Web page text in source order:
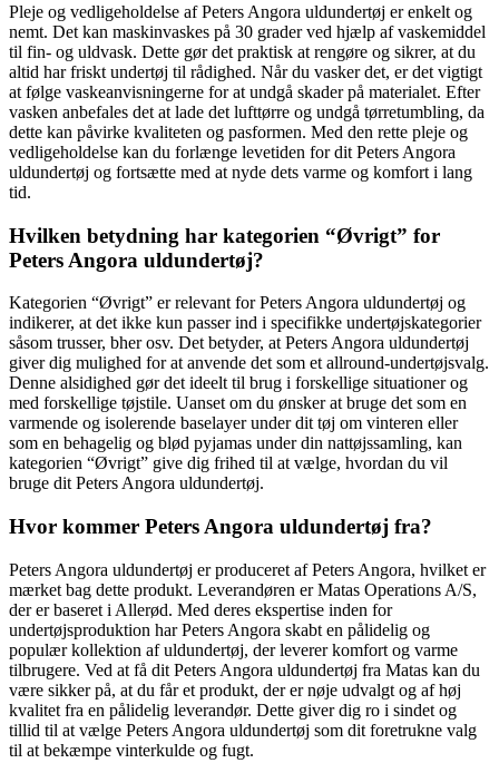
Pleje og vedligeholdelse af Peters Angora uldundertøj er enkelt og
nemt. Det kan maskinvaskes på 30 grader ved hjælp af vaskemiddel
til fin- og uldvask. Dette gør det praktisk at rengøre og sikrer, at du
altid har friskt undertøj til rådighed. Når du vasker det, er det vigtigt
at følge vaskeanvisningerne for at undgå skader på materialet. Efter
vasken anbefales det at lade det lufttørre og undgå tørretumbling, da
dette kan påvirke kvaliteten og pasformen. Med den rette pleje og
vedligeholdelse kan du forlænge levetiden for dit Peters Angora
uldundertøj og fortsætte med at nyde dets varme og komfort i lang
tid.
Hvilken betydning har kategorien “Øvrigt” for
Peters Angora uldundertøj?
Kategorien “Øvrigt” er relevant for Peters Angora uldundertøj og
indikerer, at det ikke kun passer ind i specifikke undertøjskategorier
såsom trusser, bher osv. Det betyder, at Peters Angora uldundertøj
giver dig mulighed for at anvende det som et allround-undertøjsvalg.
Denne alsidighed gør det ideelt til brug i forskellige situationer og
med forskellige tøjstile. Uanset om du ønsker at bruge det som en
varmende og isolerende baselayer under dit tøj om vinteren eller
som en behagelig og blød pyjamas under din nattøjssamling, kan
kategorien “Øvrigt” give dig frihed til at vælge, hvordan du vil
bruge dit Peters Angora uldundertøj.
Hvor kommer Peters Angora uldundertøj fra?
Peters Angora uldundertøj er produceret af Peters Angora, hvilket er
mærket bag dette produkt. Leverandøren er Matas Operations A/S,
der er baseret i Allerød. Med deres ekspertise inden for
undertøjsproduktion har Peters Angora skabt en pålidelig og
populær kollektion af uldundertøj, der leverer komfort og varme
tilbrugere. Ved at få dit Peters Angora uldundertøj fra Matas kan du
være sikker på, at du får et produkt, der er nøje udvalgt og af høj
kvalitet fra en pålidelig leverandør. Dette giver dig ro i sindet og
tillid til at vælge Peters Angora uldundertøj som dit foretrukne valg
til at bekæmpe vinterkulde og fugt.